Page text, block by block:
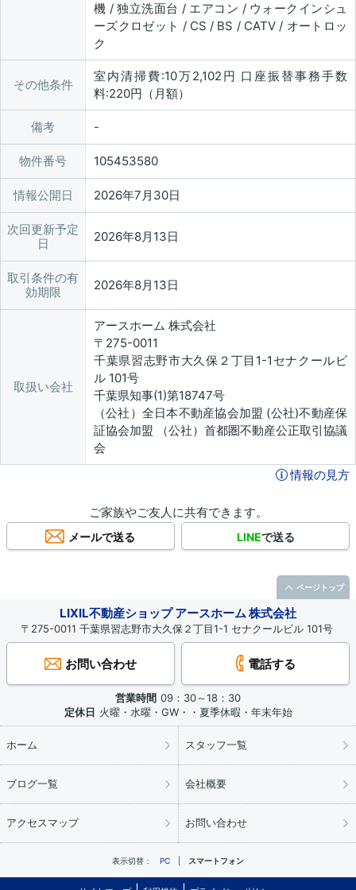
機 / 独立洗面台 / エアコン / ウォークインシュ
ーズクロゼット / CS / BS / CATV / オートロッ
ク
その他条件
室内清掃費:10万2,102円 口座振替事務手数
料:220円（月額）
備考
物件番号 105453580
情報公開日 2026年7月30日
次回更新予定
日
2026年8月13日
取引条件の有
効期限
2026年8月13日
取扱い会社
アースホーム 株式会社
〒275-0011
千葉県習志野市大久保２丁目1-1セナクールビ
ル 101号
千葉県知事(1)第18747号
（公社）全日本不動産協会加盟 (公社)不動産保
証協会加盟 （公社）首都圏不動産公正取引協議
会
情報の見方
ご家族やご友人に共有できます。
メールで送る LINEで送る
LIXIL不動産ショップ アースホーム 株式会社
〒275-0011 千葉県習志野市大久保２丁目1-1 セナクールビル 101号
お問い合わせ 電話する
営業時間 09：30～18：30
定休日 火曜・水曜・GW・・夏季休暇・年末年始
ホーム スタッフ一覧
ブログ一覧 会社概要
アクセスマップ お問い合わせ
表示切替： PC スマートフォン
ページトップ